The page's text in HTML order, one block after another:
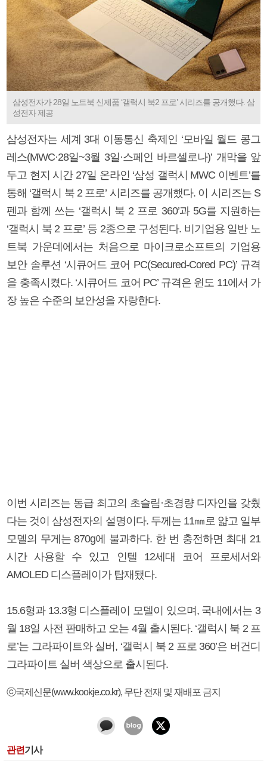
삼성전자가 28일 노트북 신제품 ‘갤럭시 북2 프로’ 시리즈를 공개했다. 삼
성전자 제공
삼성전자는 세계 3대 이동통신 축제인 ‘모바일 월드 콩그
레스(MWC·28일~3월 3일·스페인 바르셀로나)’ 개막을 앞
두고 현지 시간 27일 온라인 ‘삼성 갤럭시 MWC 이벤트’를
통해 ‘갤럭시 북 2 프로’ 시리즈를 공개했다. 이 시리즈는 S
펜과 함께 쓰는 ‘갤럭시 북 2 프로 360’과 5G를 지원하는
‘갤럭시 북 2 프로’ 등 2종으로 구성된다. 비기업용 일반 노
트북 가운데에서는 처음으로 마이크로소프트의 기업용
보안 솔루션 ‘시큐어드 코어 PC(Secured-Cored PC)’ 규격
을 충족시켰다. ‘시큐어드 코어 PC’ 규격은 윈도 11에서 가
장 높은 수준의 보안성을 자랑한다.
이번 시리즈는 동급 최고의 초슬림·초경량 디자인을 갖췄
다는 것이 삼성전자의 설명이다. 두께는 11㎜로 얇고 일부
모델의 무게는 870g에 불과하다. 한 번 충전하면 최대 21
시간 사용할 수 있고 인텔 12세대 코어 프로세서와
AMOLED 디스플레이가 탑재됐다.
15.6형과 13.3형 디스플레이 모델이 있으며, 국내에서는 3
월 18일 사전 판매하고 오는 4월 출시된다. ‘갤럭시 북 2 프
로’는 그라파이트와 실버, ‘갤럭시 북 2 프로 360’은 버건디
그라파이트 실버 색상으로 출시된다.
ⓒ국제신문(www.kookje.co.kr), 무단 전재 및 재배포 금지
관련기사